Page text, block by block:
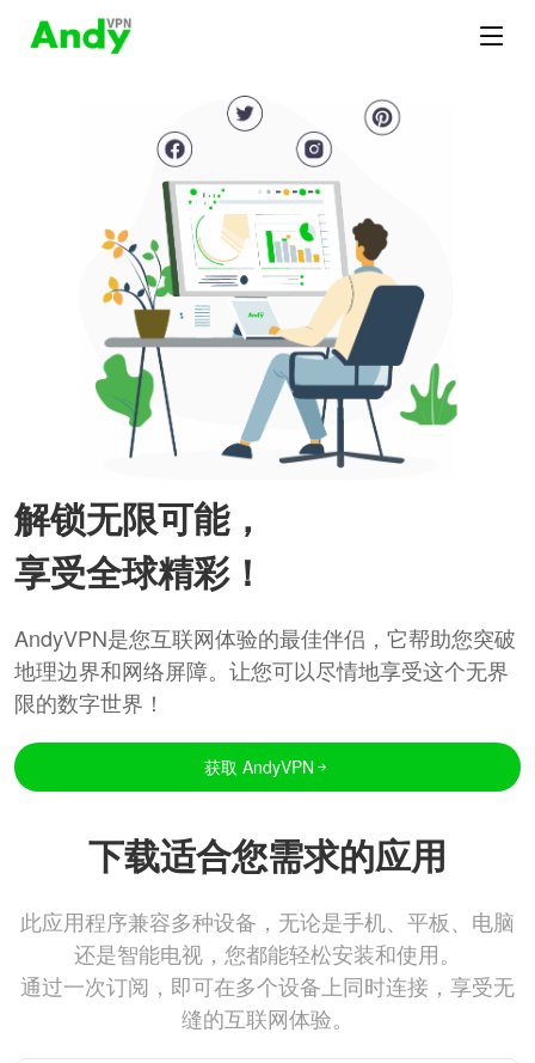
解锁无限可能，
享受全球精彩！
AndyVPN是您互联网体验的最佳伴侣，它帮助您突破
地理边界和网络屏障。让您可以尽情地享受这个无界
限的数字世界！
获取 AndyVPN
下载适合您需求的应用
此应用程序兼容多种设备，无论是手机、平板、电脑
还是智能电视，您都能轻松安装和使用。
通过一次订阅，即可在多个设备上同时连接，享受无
缝的互联网体验。